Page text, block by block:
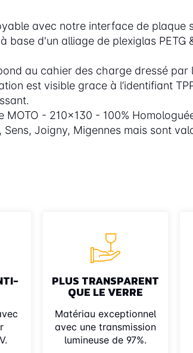
avec notre interface de plaque
d'un alliage de plexiglas PETG
au cahier des charge dressé
est visible grace à l’identifiant
- 210x130 - 100%
Joigny, Migennes mais sont
PLUS TRANSPARENT
QUE LE VERRE
Matériau exceptionnel
avec une transmission
lumineuse de 97%.